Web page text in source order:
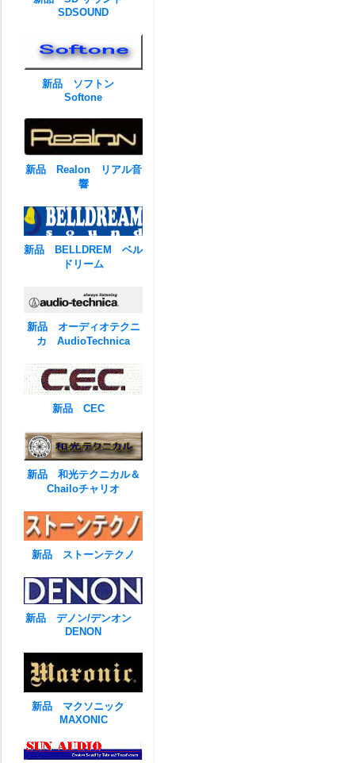
SDSOUND
新品 ソフトン
Softone
新品 Realon リアル音
響
新品 BELLDREM ベル
ドリーム
新品 オーディオテクニ
カ AudioTechnica
新品 CEC
新品 和光テクニカル＆
Chailoチャリオ
新品 ストーンテクノ
新品 デノン/デンオン
DENON
新品 マクソニック
MAXONIC